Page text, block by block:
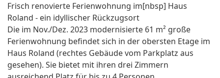
Frisch renovierte Ferienwohnung im[nbsp] Haus
Roland - ein idyllischer Rückzugsort
Die im Nov./Dez. 2023 modernisierte 61 m² große
Ferienwohnung befindet sich in der obersten Etage im
Haus Roland (rechtes Gebäude vom Parkplatz aus
gesehen). Sie bietet mit ihren drei Zimmern